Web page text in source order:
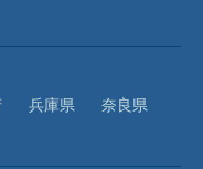
兵庫県
奈良県